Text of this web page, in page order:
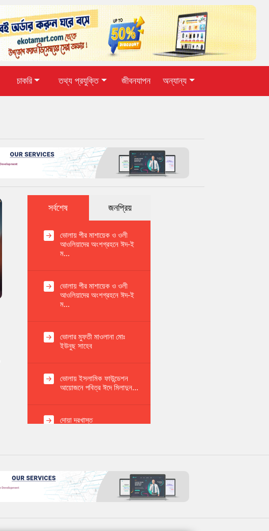
চাকরি তথ্য প্রযুক্তি জীবনযাপন অন্যান্য
সর্বশেষ জনপ্রিয়
ভোলায় পীর মাশায়েক ও ওলী
আওলিয়াদের অংশগ্রহনে ঈদ-ই
ম...
ভোলায় পীর মাশায়েক ও ওলী
আওলিয়াদের অংশগ্রহনে ঈদ-ই
ম...
ভোলার মুফতী মাওলানা মোঃ
ইউনুছ সাহেব
ভোলায় ইসলামিক ফাউন্ডেশন
আয়োজনে পবিত্র ঈদে মিলাদুন...
দোয়া দরখাস্ত
রোজার বরকত থেকে বঞ্চিত যারা
রমজান উপলক্ষে মুসলিম বিশ্বের